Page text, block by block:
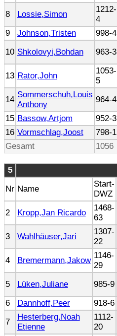
8 Lossie,Simon
1212-
4
9
Johnson,Tristen 998-4
10 Shkolovyi,Bohdan 963-3
13 Rator,John
1053-
5
14
Sommerschuh,Louis
Anthony
964-4
15 Bassow,Artjom 952-3
16 Vormschlag,Joost 798-1
Gesamt
1056
5
Nr Name
Start-
DWZ
2 Kropp,Jan Ricardo
1468-
63
3 Wahlhäuser,Jari
1307-
22
4 Bremermann,Jakow
1146-
29
5 Lüken,Juliane 985-9
6
Dannhoff,Peer 918-6
7
Hesterberg,Noah
Etienne
1112-
20